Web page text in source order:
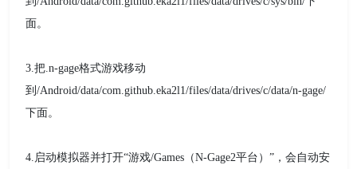
面。
3.把.n-gage格式游戏移动
到/Android/data/com.github.eka2l1/files/data/drives/c/data/n-gage/
下面。
4.启动模拟器并打开“游戏/Games（N-Gage2平台）”，会自动安